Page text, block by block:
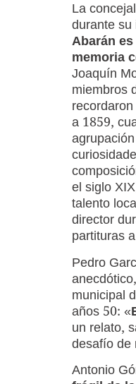
La
durante
Abarán
memoria
Joaquín
miembros
a 1859,
el siglo
talento
director
partituras
Pedro
municipal
años 50: «
un relato,
desafío de
Antonio